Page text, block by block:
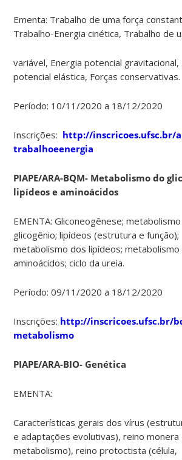
Ementa: Trabalho de uma força
Trabalho-Energia cinética, Trabalho de
variável, Energia potencial gravitacional,
potencial elástica, Forças conservativas.
Período: 10/11/2020 a 18/12/2020
Inscrições: http://inscricoes.ufsc.br/
trabalhoeenergia
PIAPE/ARA-BQM- Metabolismo do
lipídeos e aminoácidos
EMENTA: Gliconeogênese;
glicogênio; lipídeos (estrutura e função);
metabolismo dos lipídeos; metabolismo
aminoácidos; ciclo da ureia.
Período: 09/11/2020 a 18/12/2020
Inscrições: http://inscricoes.ufsc.br/
metabolismo
PIAPE/ARA-BIO- Genética
EMENTA:
Características gerais dos vírus
e adaptações evolutivas), reino monera
metabolismo), reino protoctista (célula,